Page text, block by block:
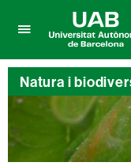
per
desplegar
el
menú
Universitat
Autònoma
de
Barcelona
Natura i